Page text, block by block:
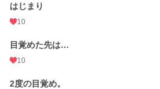
更新日時
週間ポイント 21 pt (62,459 位)
はじまり
10
目覚めた先は…
10
2度の目覚め。